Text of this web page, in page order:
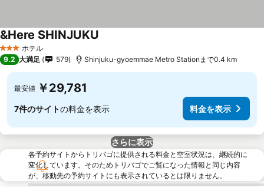
3 ホテルのランク
ホテル
&Here SHINJUKU
9.2 大満足 579 Shinjuku-gyoemmae Metro Stationまで0.4 km
最安値 ￥29,781
7件のサイトの料金を表示 料金を表示
さらに表示
各予約サイトからトリバゴに提供される料金と空室状況は、継続的に
変化しています。そのためトリバゴでご覧になった情報と同じ内容
が、移動先の予約サイトにも表示されているとは限りません。